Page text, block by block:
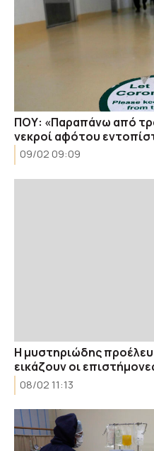
ΠΟΥ: «Παραπάνω από
νεκροί αφότου
09/02 09:09
Η μυστηριώδης
εικάζουν οι
08/02 11:13